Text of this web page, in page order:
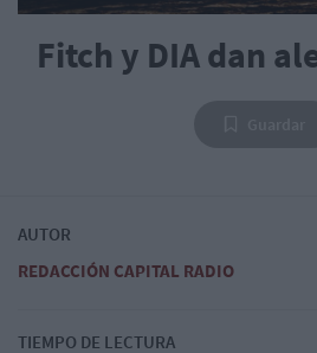
Fitch y DIA dan
AUTOR
REDACCIÓN CAPITAL RADIO
TIEMPO DE LECTURA